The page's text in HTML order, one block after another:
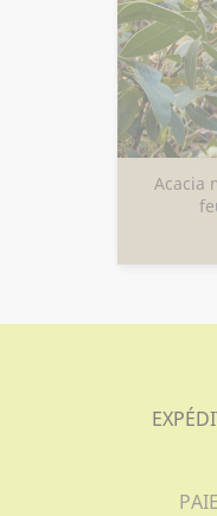
Acacia